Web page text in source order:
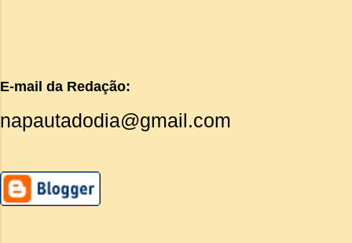
E-mail da Redação:
napautadodia@gmail.com